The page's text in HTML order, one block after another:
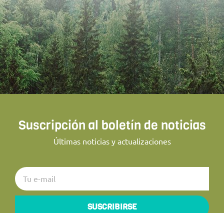
Suscripción al boletín de noticias
Últimas noticias y actualizaciones
SUSCRIBIRSE